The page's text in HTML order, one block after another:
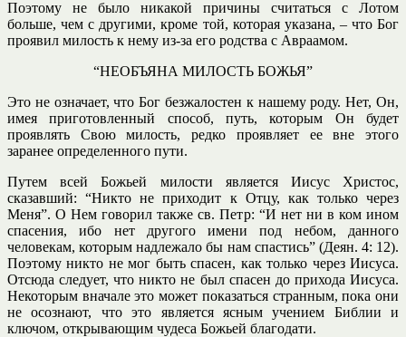
Поэтому не было никакой причины считаться с Лотом
больше, чем с другими, кроме той, которая указана, – что Бог
проявил милость к нему из-за его родства с Авраамом.
“НЕОБЪЯНА МИЛОСТЬ БОЖЬЯ”
Это не означает, что Бог безжалостен к нашему роду. Нет, Он,
имея приготовленный способ, путь, которым Он будет
проявлять Свою милость, редко проявляет ее вне этого
заранее определенного пути.
Путем всей Божьей милости является Иисус Христос,
сказавший: “Никто не приходит к Отцу, как только через
Меня”. О Нем говорил также св. Петр: “И нет ни в ком ином
спасения, ибо нет другого имени под небом, данного
человекам, которым надлежало бы нам спастись” (Деян. 4: 12).
Поэтому никто не мог быть спасен, как только через Иисуса.
Отсюда следует, что никто не был спасен до прихода Иисуса.
Некоторым вначале это может показаться странным, пока они
не осознают, что это является ясным учением Библии и
ключом, открывающим чудеса Божьей благодати.